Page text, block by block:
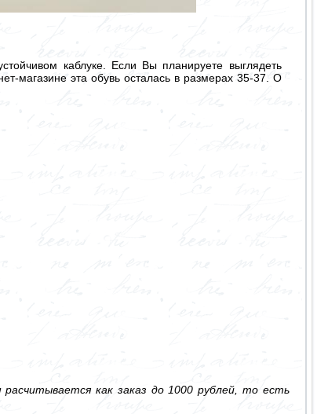
каблуке. Если Вы планируете выглядеть
магазине эта обувь осталась в размерах 35-37. О
как заказ до 1000 рублей, то есть